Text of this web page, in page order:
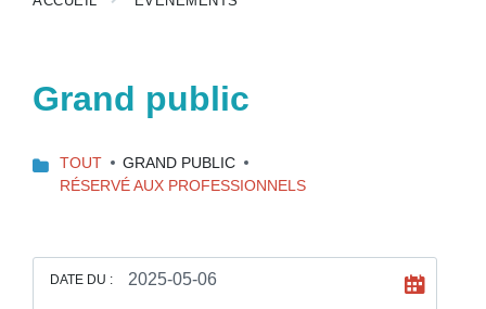
Grand public
TOUT
GRAND PUBLIC
RÉSERVÉ AUX PROFESSIONNELS
DATE DU :